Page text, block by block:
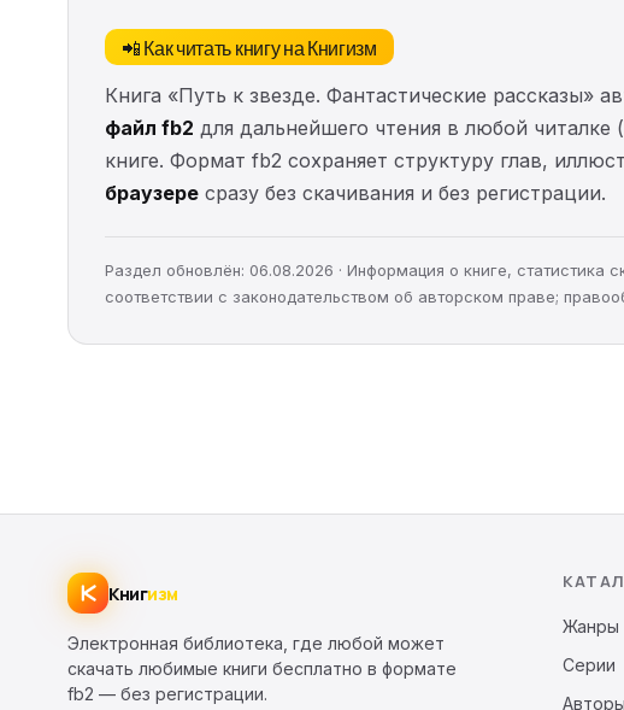
📲 Как читать книгу на Книгизм
Книга «Путь к звезде. Фантастические рассказы»
файл fb2 для дальнейшего чтения в любой читалке
книге. Формат fb2 сохраняет структуру глав,
браузере сразу без скачивания и без регистрации.
Раздел обновлён: 06.08.2026 · Информация о книге,
соответствии с законодательством об авторском праве;
Книгизм
Электронная библиотека, где любой может
скачать любимые книги бесплатно в формате
fb2 — без регистрации.
Жанры
Серии
Авторы